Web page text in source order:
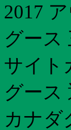
2017
グース
サイト
グース
カナダ